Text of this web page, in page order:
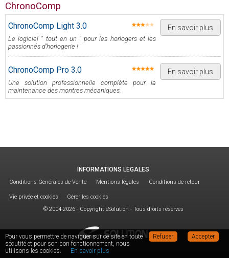
ChronoComp
En savoir plus
ChronoComp Light 3.0
Le logiciel " tout en un " pour les horlogers et les
passionnés d'horlogerie !
En savoir plus
ChronoComp Pro 3.0
Une solution professionnelle complète pour la
maintenance des montres mécaniques.
INFORMATIONS LEGALES
Conditions Générales de Vente Mentions légales Conditions de retour
Vie privée et cookies
Gérer les cookies
© 2004-2026 - Copyright eSolution - Tous droits réservés
Accepter
Refuser
Pour vous permettre de naviguer sur ce site en toute
sécutité et pour son bon fonctionnement, nous
utilisons les cookies.
En savoir plus